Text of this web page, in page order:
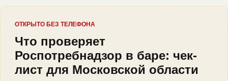
ОТКРЫТО БЕЗ ТЕЛЕФОНА
Что проверяет
Роспотребнадзор в баре: чек-
лист для Московской области